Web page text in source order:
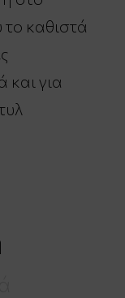
το καθιστά
και για